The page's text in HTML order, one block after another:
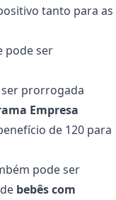
tanto para as
pode ser
prorrogada
Empresa
de 120 para
pode ser
bebês com